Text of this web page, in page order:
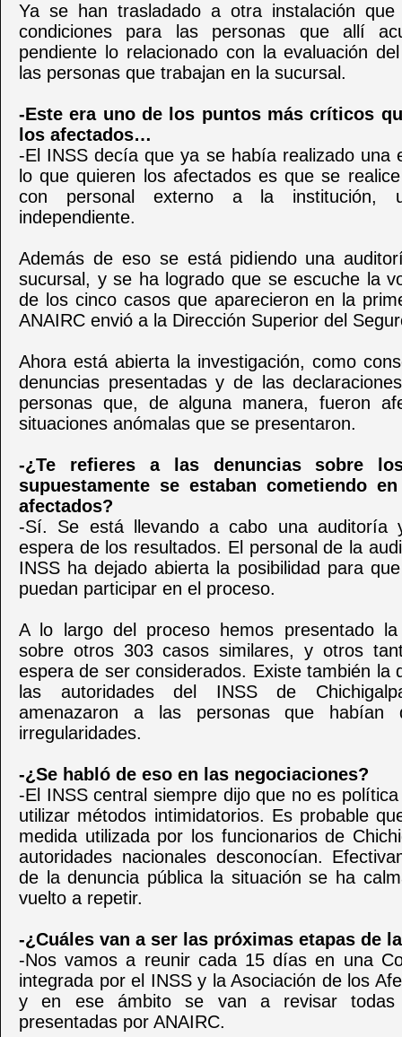
Ya se han trasladado a otra instalación que
condiciones para las personas que allí
pendiente lo relacionado con la evaluación
las personas que trabajan en la sucursal.
-Este era uno de los puntos más críticos
los afectados…
-El INSS decía que ya se había realizado una
lo que quieren los afectados es que se
con personal externo a la institución,
independiente.
Además de eso se está pidiendo una
sucursal, y se ha logrado que se escuche la
de los cinco casos que aparecieron en la
ANAIRC envió a la Dirección Superior del
Ahora está abierta la investigación, como
denuncias presentadas y de las
personas que, de alguna manera, fueron
situaciones anómalas que se presentaron.
-¿Te refieres a las denuncias sobre
supuestamente se estaban cometiendo
afectados?
-Sí. Se está llevando a cabo una auditoría
espera de los resultados. El personal de la
INSS ha dejado abierta la posibilidad para
puedan participar en el proceso.
A lo largo del proceso hemos presentado la
sobre otros 303 casos similares, y otros
espera de ser considerados. Existe también la
las autoridades del INSS de
amenazaron a las personas que habían
irregularidades.
-¿Se habló de eso en las negociaciones?
-El INSS central siempre dijo que no es
utilizar métodos intimidatorios. Es probable
medida utilizada por los funcionarios de
autoridades nacionales desconocían.
de la denuncia pública la situación se ha
vuelto a repetir.
-¿Cuáles van a ser las próximas etapas de
-Nos vamos a reunir cada 15 días en una
integrada por el INSS y la Asociación de los
y en ese ámbito se van a revisar todas
presentadas por ANAIRC.